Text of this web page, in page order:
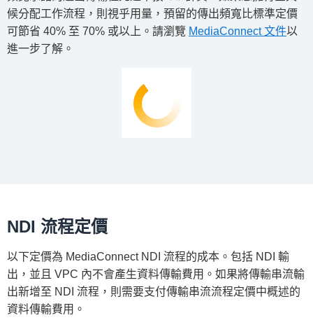
候分配工作流程，則視乎用量，預留的傳出頻寬比標準定價
可節省 40% 至 70% 或以上。請瀏覽 MediaConnect 文件以
進一步了解。
NDI 流程定價
以下定價為 MediaConnect NDI 流程的成本。包括 NDI 輸
出，並且 VPC 內不會產生資料傳輸費用。如果將傳輸串流輸
出新增至 NDI 流程，則需要支付傳輸串流流程定價中概述的
資料傳輸費用。